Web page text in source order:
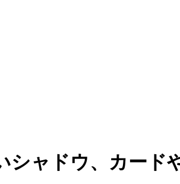
シャドウ、カード